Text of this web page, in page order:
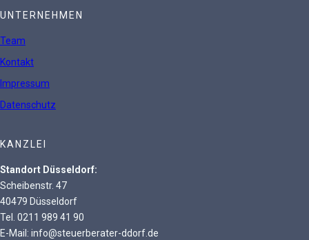
UNTERNEHMEN
Team
Kontakt
Impressum
Datenschutz
KANZLEI
Standort Düsseldorf:
Scheibenstr. 47
40479 Düsseldorf
Tel. 0211 989 41 90
E-Mail: info@steuerberater-ddorf.de